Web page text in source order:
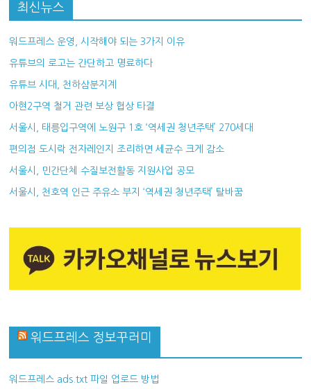
최신뉴스
워드프레스 운영, 시작해야 되는 3가지 이유
유튜브의 로고는 간단하고 명료하다
유튜브 시대, 천하삼분지계
아현2구역 철거 관련 보상 협상 타결
서울시, 태릉입구역에 노원구 1호 ‘역세권 청년주택’ 270세대
편의점 도시락 전자레인지 조리하면 세균수 크게 감소
서울시, 민간단체 수질보전활동 지원사업 공모
서울시, 천호역 인근 주유소 부지 ‘역세권 청년주택’ 탈바꿈
워드프레스 정보꾸러미
워드프레스 ads.txt 파일 업로드 방법